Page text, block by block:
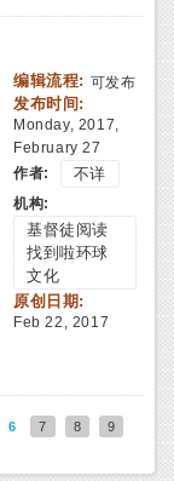
编辑流程: 可发布
发布时间:
Monday, 2017,
February 27
作者:
不详
机构:
基督徒阅读
找到啦环球
文化
原创日期:
Feb 22, 2017
6 7 8
9